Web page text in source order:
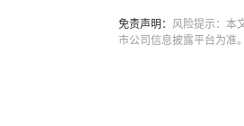
免责声明： 风险提示：本
市公司信息披露平台为准